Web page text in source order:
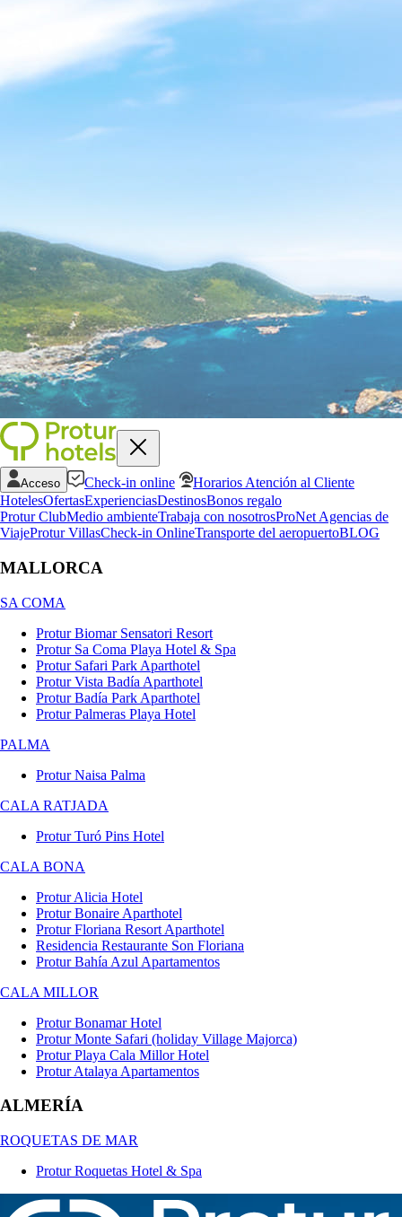
Acceso Check-in online
Horarios Atención al Cliente
HotelesOfertasExperienciasDestinosBonos regalo
Protur ClubMedio ambienteTrabaja con nosotrosProNet Agencias de
ViajeProtur VillasCheck-in OnlineTransporte del aeropuertoBLOG
MALLORCA
SA COMA
Protur Biomar Sensatori Resort
Protur Sa Coma Playa Hotel & Spa
Protur Safari Park Aparthotel
Protur Vista Badía Aparthotel
Protur Badía Park Aparthotel
Protur Palmeras Playa Hotel
PALMA
Protur Naisa Palma
CALA RATJADA
Protur Turó Pins Hotel
CALA BONA
Protur Alicia Hotel
Protur Bonaire Aparthotel
Protur Floriana Resort Aparthotel
Residencia Restaurante Son Floriana
Protur Bahía Azul Apartamentos
CALA MILLOR
Protur Bonamar Hotel
Protur Monte Safari (holiday Village Majorca)
Protur Playa Cala Millor Hotel
Protur Atalaya Apartamentos
ALMERÍA
ROQUETAS DE MAR
Protur Roquetas Hotel & Spa